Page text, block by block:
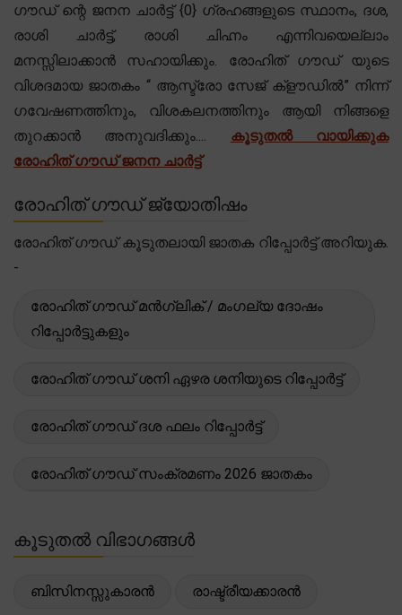
ഗൗഡ് ന്റെ ജനന ചാർട്ട് {0} ഗ്രഹങ്ങളുടെ സ്ഥാനം, ദശ,
രാശി ചാർട്ട്, രാശി ചിഹ്നം എന്നിവയെല്ലാം
മനസ്സിലാക്കാൻ സഹായിക്കും. രോഹിത് ഗൗഡ് യുടെ
വിശദമായ ജാതകം “ ആസ്ട്രോ സേജ് ക്‌ളൗഡിൽ” നിന്ന്
ഗവേഷണത്തിനും, വിശകലനത്തിനും ആയി നിങ്ങളെ
തുറക്കാൻ അനുവദിക്കും.... കൂടുതൽ വായിക്കുക
രോഹിത് ഗൗഡ് ജനന ചാർട്ട്
രോഹിത് ഗൗഡ് ജ്യോതിഷം
രോഹിത് ഗൗഡ് കൂടുതലായി ജാതക റിപ്പോർട്ട് അറിയുക.
-
രോഹിത് ഗൗഡ് മൻഗ്ലിക് / മംഗല്യ ദോഷം
റിപ്പോർട്ടുകളും
രോഹിത് ഗൗഡ് ശനി ഏഴര ശനിയുടെ റിപ്പോർട്ട്
രോഹിത് ഗൗഡ് ദശ ഫലം റിപ്പോർട്ട്
രോഹിത് ഗൗഡ് സംക്രമണം 2026 ജാതകം
കൂടുതൽ വിഭാഗങ്ങൾ
ബിസിനസ്സുകാരൻ രാഷ്ട്രീയക്കാരൻ